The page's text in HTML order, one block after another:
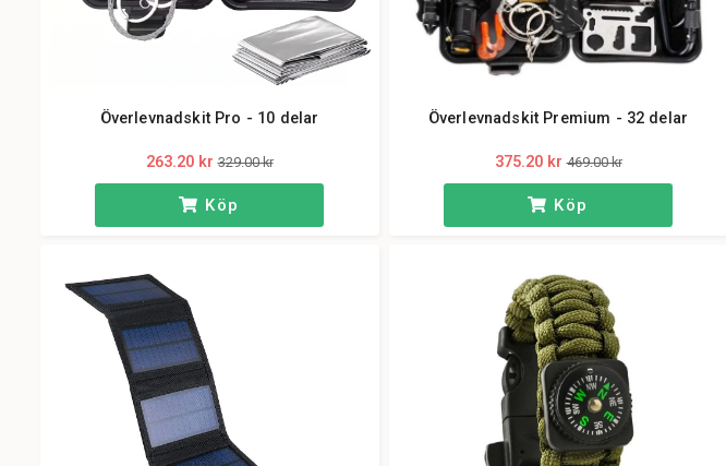
Överlevnadskit Pro - 10 delar
263.20 kr 329.00 kr
Köp
Överlevnadskit Premium - 32 delar
375.20 kr 469.00 kr
Köp